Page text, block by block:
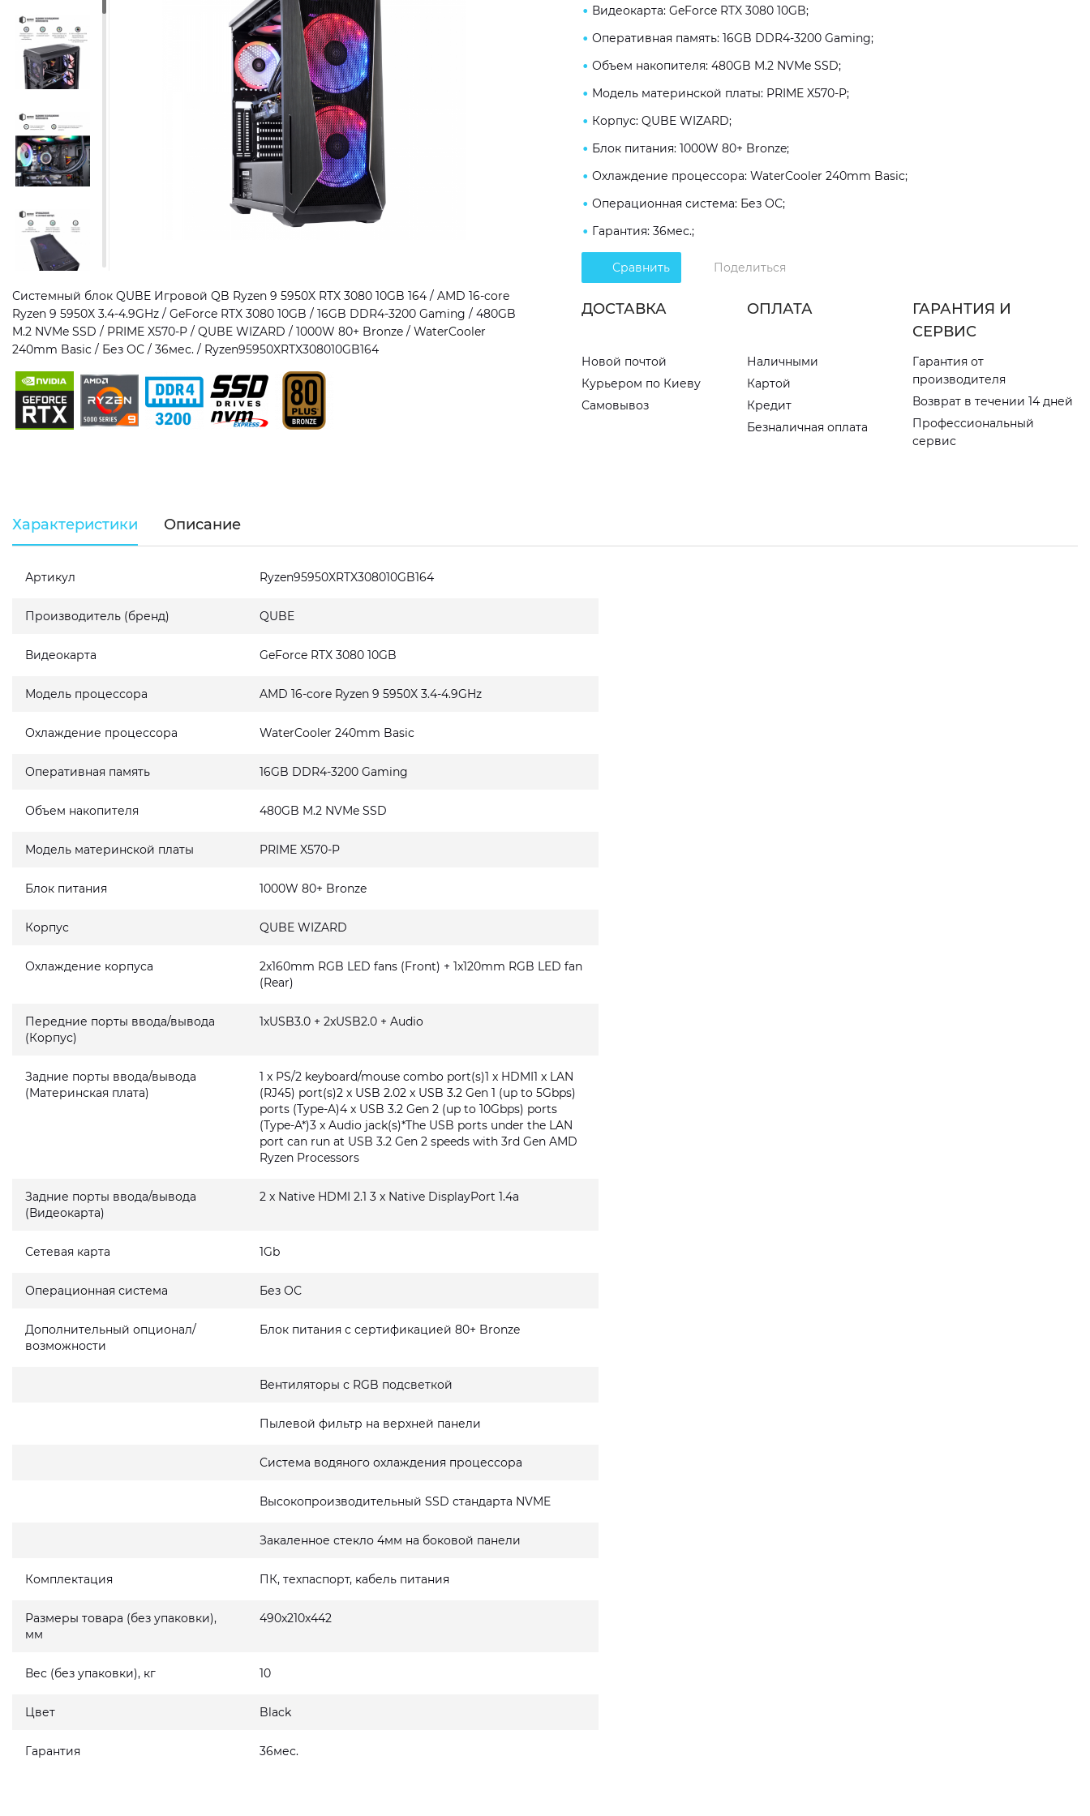
Системный блок QUBE Игровой QB Ryzen 9 5950X RTX 3080 10GB 164 / AMD 16-core
Ryzen 9 5950X 3.4-4.9GHz / GeForce RTX 3080 10GB / 16GB DDR4-3200 Gaming / 480GB
M.2 NVMe SSD / PRIME X570-P / QUBE WIZARD / 1000W 80+ Bronze / WaterCooler
240mm Basic / Без ОС / 36мес. / Ryzen95950XRTX308010GB164
Видеокарта: GeForce RTX 3080 10GB;
Оперативная память: 16GB DDR4-3200 Gaming;
Объем накопителя: 480GB M.2 NVMe SSD;
Модель материнской платы: PRIME X570-P;
Корпус: QUBE WIZARD;
Блок питания: 1000W 80+ Bronze;
Охлаждение процессора: WaterCooler 240mm Basic;
Операционная система: Без ОС;
Гарантия: 36мес.;
Сравнить Поделиться
ДОСТАВКА
Новой почтой
Курьером по Киеву
Самовывоз
ОПЛАТА
Наличными
Картой
Кредит
Безналичная оплата
ГАРАНТИЯ И
СЕРВИС
Гарантия от
производителя
Возврат в течении 14 дней
Профессиональный
сервис
Характеристики Описание
Артикул Ryzen95950XRTX308010GB164
Производитель (бренд) QUBE
Видеокарта GeForce RTX 3080 10GB
Модель процессора AMD 16-core Ryzen 9 5950X 3.4-4.9GHz
Охлаждение процессора WaterCooler 240mm Basic
Оперативная память 16GB DDR4-3200 Gaming
Объем накопителя 480GB M.2 NVMe SSD
Модель материнской платы PRIME X570-P
Блок питания 1000W 80+ Bronze
Корпус QUBE WIZARD
Охлаждение корпуса
2x160mm RGB LED fans (Front) + 1x120mm RGB LED fan
(Rear)
Передние порты ввода/вывода
(Корпус)
1xUSB3.0 + 2xUSB2.0 + Audio
Задние порты ввода/вывода
(Материнская плата)
1 x PS/2 keyboard/mouse combo port(s)1 x HDMI1 x LAN
(RJ45) port(s)2 x USB 2.02 x USB 3.2 Gen 1 (up to 5Gbps)
ports (Type-A)4 x USB 3.2 Gen 2 (up to 10Gbps) ports
(Type-A*)3 x Audio jack(s)*The USB ports under the LAN
port can run at USB 3.2 Gen 2 speeds with 3rd Gen AMD
Ryzen Processors
Задние порты ввода/вывода
(Видеокарта)
2 x Native HDMI 2.1 3 x Native DisplayPort 1.4a
Сетевая карта 1Gb
Операционная система Без ОС
Дополнительный опционал/
возможности
Блок питания с сертификацией 80+ Bronze
Вентиляторы с RGB подсветкой
Пылевой фильтр на верхней панели
Система водяного охлаждения процессора
Высокопроизводительный SSD стандарта NVME
Закаленное стекло 4мм на боковой панели
Комплектация ПК, техпаспорт, кабель питания
Размеры товара (без упаковки),
мм
490x210x442
Вес (без упаковки), кг 10
Цвет Black
Гарантия 36мес.